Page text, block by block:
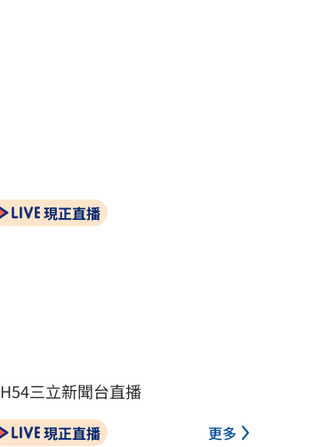
現正直播
三立新聞台直播
現正直播 更多